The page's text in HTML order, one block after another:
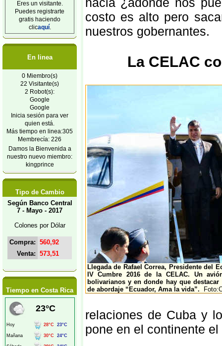
Eres un visitante.
Puedes registrarte
gratis haciendo
clicaquí.
En linea
0 Miembro(s)
22 Visitante(s)
2 Robot(s):
Google
Google
Inicia sesión para ver
quien está.
Más tiempo en linea:305
Membrecía: 226
Damos la Bienvenida a
nuestro nuevo miembro:
kingprince
Tipo de Cambio
Según Banco Central
7 - Mayo - 2017
Colones por Dólar
Compra: 560,92
Venta: 573,51
Tiempo en Costa Rica
costo es alto pero
nuestros gobernantes.
La CELAC
Llegada de Rafael Correa, Presidente del
IV Cumbre 2016 de la CELAC. Un
bolivarianos y en donde hay que
de abordaje “Ecuador, Ama la vida”.
relaciones de Cuba y
pone en el continente